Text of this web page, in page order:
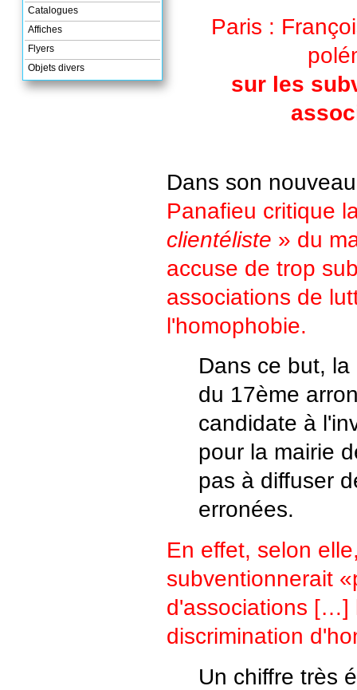
Paris :
sur les
Dans son
Panafieu critique
clientéliste » du
accuse de trop
associations de
l'homophobie.
Dans ce but,
du 17ème
candidate à
pour la mairie
pas à diffuser
erronées.
En effet, selon
subventionnerait
d'associations […]
discrimination
Un chiffre très
Catalogues
Affiches
Flyers
Objets divers